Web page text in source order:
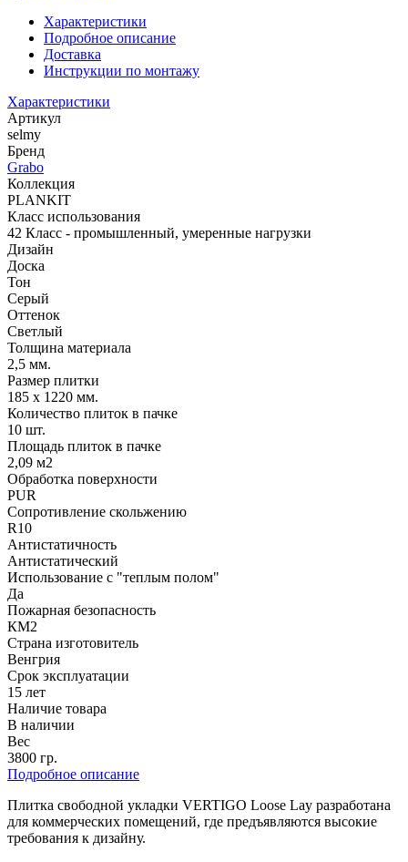
Характеристики
Подробное описание
Доставка
Инструкции по монтажу
Характеристики
Артикул
selmy
Бренд
Grabo
Коллекция
PLANKIT
Класс использования
42 Класс - промышленный, умеренные нагрузки
Дизайн
Доска
Тон
Серый
Оттенок
Светлый
Толщина материала
2,5 мм.
Размер плитки
185 х 1220 мм.
Количество плиток в пачке
10 шт.
Площадь плиток в пачке
2,09 м2
Обработка поверхности
PUR
Сопротивление скольжению
R10
Антистатичность
Антистатический
Использование с "теплым полом"
Да
Пожарная безопасность
КМ2
Страна изготовитель
Венгрия
Срок эксплуатации
15 лет
Наличие товара
В наличии
Вес
3800 гр.
Подробное описание
Плитка свободной укладки VERTIGO Loose Lay разработана
для коммерческих помещений, где предъявляются высокие
требования к дизайну.